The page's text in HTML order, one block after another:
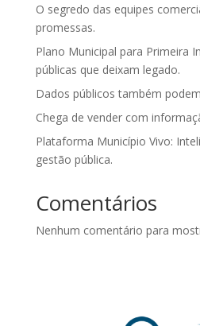
O segredo das equipes
promessas.
Plano Municipal para Primeira
públicas que deixam legado.
Dados públicos também
Chega de vender com
Plataforma Município Vivo:
gestão pública.
Comentários
Nenhum comentário para